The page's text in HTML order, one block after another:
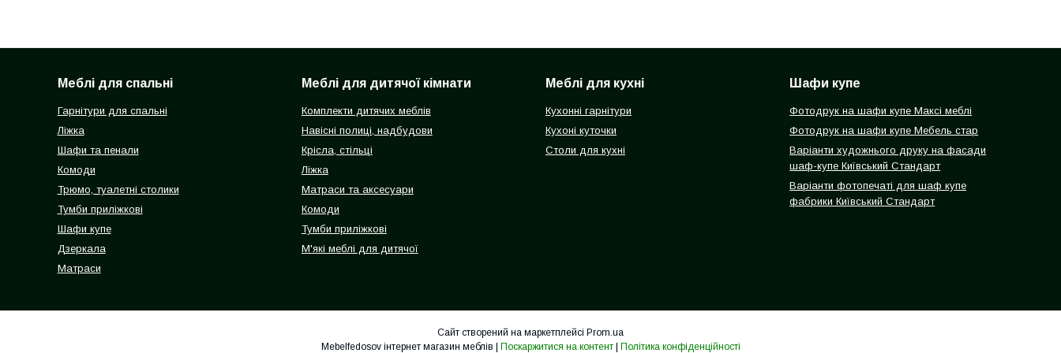
Меблі для спальні
Гарнітури для спальні
Ліжка
Шафи та пенали
Комоди
Трюмо, туалетні столики
Тумби приліжкові
Шафи купе
Дзеркала
Матраси
Меблі для дитячої кімнати
Комплекти дитячих меблів
Навісні полиці, надбудови
Крісла, стільці
Ліжка
Матраси та аксесуари
Комоди
Тумби приліжкові
М'які меблі для дитячої
Меблі для кухні
Кухонні гарнітури
Кухоні куточки
Столи для кухні
Шафи купе
Фотодрук на шафи купе Максі меблі
Фотодрук на шафи купе Мебель стар
Варіанти художнього друку на фасади
шаф-купе Київський Стандарт
Варіанти фотопечаті для шаф купе
фабрики Київський Стандарт
Сайт створений на маркетплейсі Prom.ua
Mebelfedosov інтернет магазин меблів | Поскаржитися на контент | Політика конфіденційності